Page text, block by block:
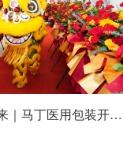
启新程，共未来｜马丁医用包装开业庆典圆满落幕！